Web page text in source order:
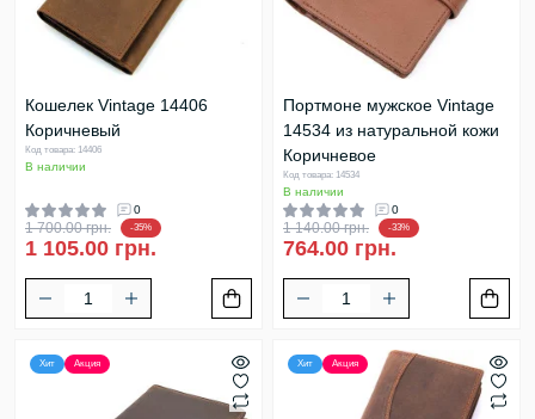
Кошелек Vintage 14406
Коричневый
Код товара: 14406
В наличии
0
1 700.00 грн. -35%
1 105.00 грн.
Портмоне мужское Vintage
14534 из натуральной кожи
Коричневое
Код товара: 14534
В наличии
0
1 140.00 грн. -33%
764.00 грн.
Хит Акция Хит Акция